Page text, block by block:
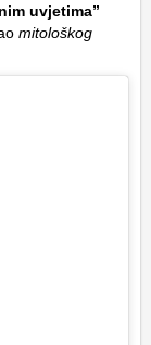
uvjetima”
mitološkog